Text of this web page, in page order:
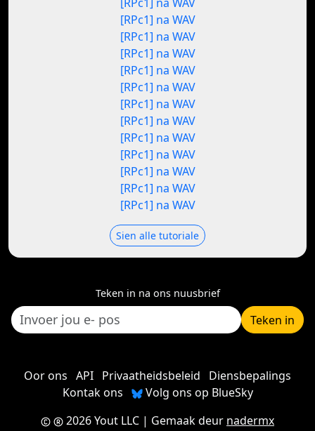
[RPc1] na WAV
[RPc1] na WAV
[RPc1] na WAV
[RPc1] na WAV
[RPc1] na WAV
[RPc1] na WAV
[RPc1] na WAV
[RPc1] na WAV
[RPc1] na WAV
[RPc1] na WAV
[RPc1] na WAV
[RPc1] na WAV
Sien alle tutoriale
Teken in na ons nuusbrief
Teken in
Oor ons API Privaatheidsbeleid
Diensbepalings
Kontak ons
Volg ons op BlueSky
2026 Yout LLC | Gemaak deur nadermx